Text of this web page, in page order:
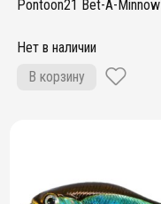
Pontoon21 Bet-A-Minnow
Нет в наличии
В корзину